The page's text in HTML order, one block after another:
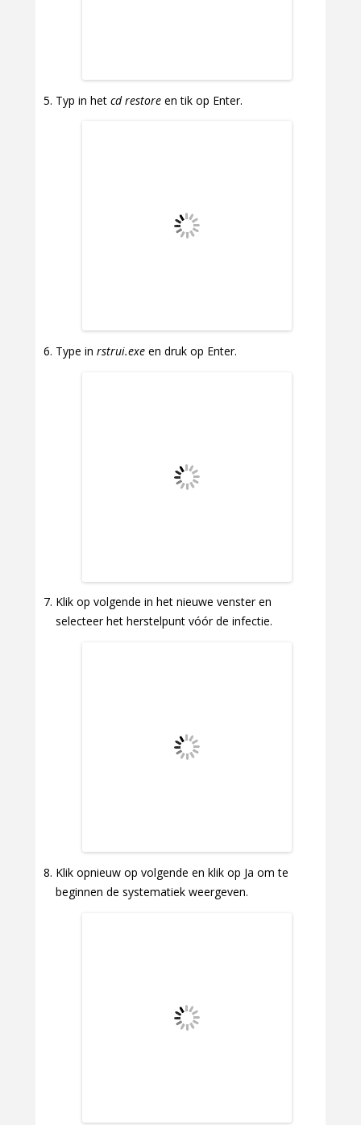
Typ in het cd restore en tik op Enter.
Type in rstrui.exe en druk op Enter.
Klik op volgende in het nieuwe venster en
selecteer het herstelpunt vóór de infectie.
Klik opnieuw op volgende en klik op Ja om te
beginnen de systematiek weergeven.